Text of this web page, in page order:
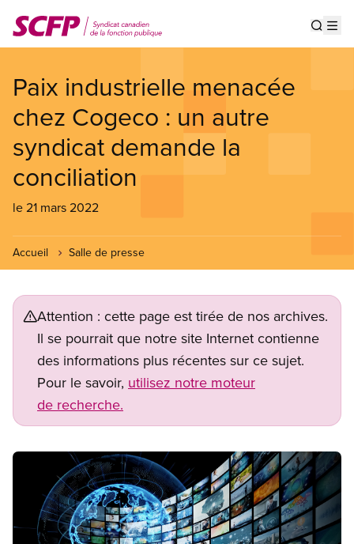
au
contenu
Paix industrielle menacée
chez Cogeco : un autre
syndicat demande la
conciliation
le 21 mars 2022
Accueil Salle de presse
Attention : cette page est tirée de nos archives.
Il se pourrait que notre site Internet contienne
des informations plus récentes sur ce sujet.
Pour le savoir, utilisez notre moteur
de recherche.
Image